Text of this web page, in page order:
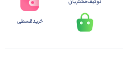
نوتیف‌مشتریان
خرید‌قسطی